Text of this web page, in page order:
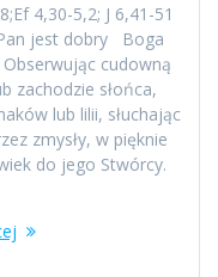
4,30-5,2; J 6,41-51
jest dobry Boga
cudowną
zachodzie słońca,
lub lilii, słuchając
zmysły, w pięknie
do jego Stwórcy.